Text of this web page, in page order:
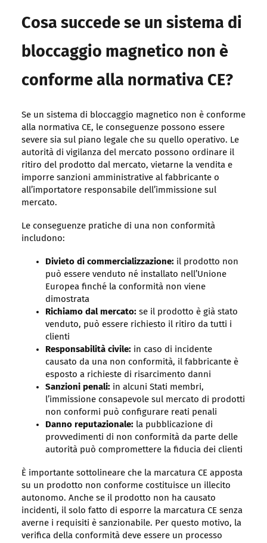
Cosa succede se un sistema di
bloccaggio magnetico non è
conforme alla normativa CE?
Se un sistema di bloccaggio magnetico non è conforme
alla normativa CE, le conseguenze possono essere
severe sia sul piano legale che su quello operativo. Le
autorità di vigilanza del mercato possono ordinare il
ritiro del prodotto dal mercato, vietarne la vendita e
imporre sanzioni amministrative al fabbricante o
all’importatore responsabile dell’immissione sul
mercato.
Le conseguenze pratiche di una non conformità
includono:
Divieto di commercializzazione:il prodotto non
può essere venduto né installato nell’Unione
Europea finché la conformità non viene
dimostrata
Richiamo dal mercato:se il prodotto è già stato
venduto, può essere richiesto il ritiro da tutti i
clienti
Responsabilità civile:in caso di incidente
causato da una non conformità, il fabbricante è
esposto a richieste di risarcimento danni
Sanzioni penali:in alcuni Stati membri,
l’immissione consapevole sul mercato di prodotti
non conformi può configurare reati penali
Danno reputazionale:la pubblicazione di
provvedimenti di non conformità da parte delle
autorità può compromettere la fiducia dei clienti
È importante sottolineare che la marcatura CE apposta
su un prodotto non conforme costituisce un illecito
autonomo. Anche se il prodotto non ha causato
incidenti, il solo fatto di esporre la marcatura CE senza
averne i requisiti è sanzionabile. Per questo motivo, la
verifica della conformità deve essere un processo